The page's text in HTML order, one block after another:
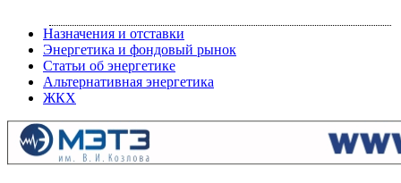
Назначения и отставки
Энергетика и фондовый рынок
Статьи об энергетике
Альтернативная энергетика
ЖКХ